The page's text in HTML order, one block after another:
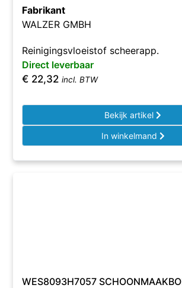
Fabrikant
WALZER GMBH
Reinigingsvloeistof scheerapp.
Direct leverbaar
€ 22,32 incl. BTW
Bekijk artikel
In winkelmand
WES8093H7057